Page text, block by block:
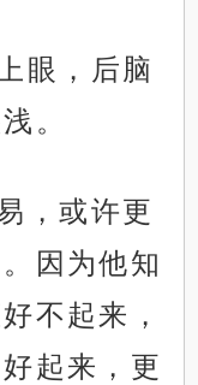
眼，后脑
。
，或许更
因为他知
不起来，
起来，更